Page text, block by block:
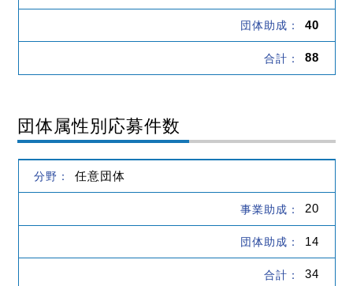
40
88
団体属性別応募件数
任意団体
20
14
34